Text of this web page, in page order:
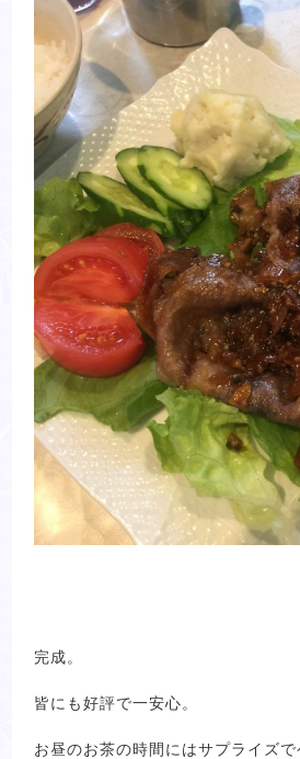
完成。
皆にも好評で一安心。
お昼のお茶の時間にはサプライズで